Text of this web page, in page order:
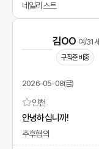
네일리스트
김OO 여/31세
구직준비중
2026-05-08(금)
인천
안녕하십니까!
추후협의